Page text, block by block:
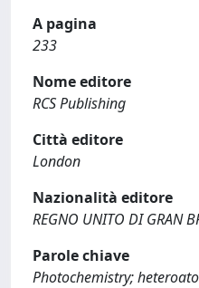
A pagina
233
Nome editore
RCS Publishing
Città editore
London
Nazionalità editore
REGNO UNITO DI GRAN
Parole chiave
Photochemistry;